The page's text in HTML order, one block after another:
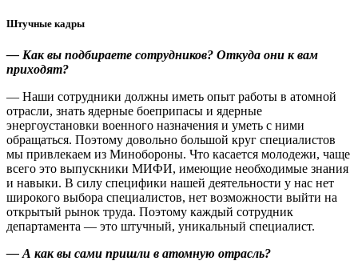
Штучные кадры
— Как вы подбираете сотрудников? Откуда они к вам
приходят?
— Наши сотрудники должны иметь опыт работы в атомной
отрасли, знать ядерные боеприпасы и ядерные
энергоустановки военного назначения и уметь с ними
обращаться. Поэтому довольно большой круг специалистов
мы привлекаем из Минобороны. Что касается молодежи, чаще
всего это выпускники МИФИ, имеющие необходимые знания
и навыки. В силу специфики нашей деятельности у нас нет
широкого выбора специалистов, нет возможности выйти на
открытый рынок труда. Поэтому каждый сотрудник
департамента — ​это штучный, уникальный специалист.
— А как вы сами пришли в атомную отрасль?